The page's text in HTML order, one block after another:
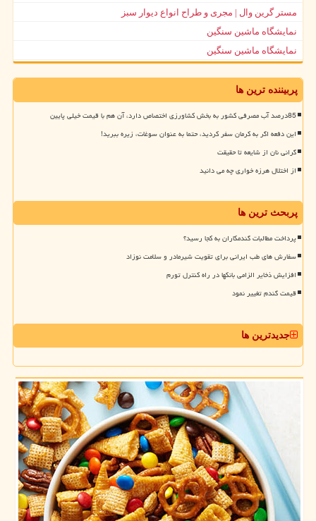
مستر گرین وال | مجری و طراح انواع دیوار سبز
نمایشگاه ماشین سنگین
نمایشگاه ماشین سنگین
پربیننده ترین ها
85درصد آب مصرفی کشور به بخش کشاورزی اختصاص دارد، آن هم با قیمت خیلی پایین
این دفعه اگر به کرمان سفر کردید، حتما به عنوان سوغات، زیره ببرید!
گرانی نان از شایعه تا حقیقت
از اختلال هرزه خواری چه می دانید
پربحث ترین ها
پرداخت مطالبات گندمکاران به کجا رسید؟
سفارش های طب ایرانی برای تقویت شیرمادر و سلامت نوزاد
افزایش ذخایر الزامی بانکها در راه کنترل تورم
قیمت گندم تغییر نمود
جدیدترین ها